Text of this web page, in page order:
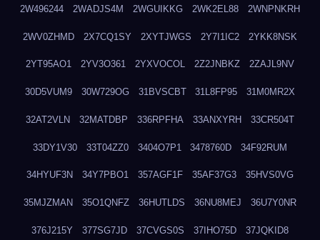
2W496244 2WADJS4M 2WGUIKKG 2WK2EL88 2WNPNKRH
2WV0ZHMD 2X7CQ1SY 2XYTJWGS 2Y7I1IC2 2YKK8NSK
2YT95AO1 2YV3O361 2YXVOCOL 2Z2JNBKZ 2ZAJL9NV
30D5VUM9 30W729OG 31BVSCBT 31L8FP95 31M0MR2X
32AT2VLN 32MATDBP 336RPFHA 33ANXYRH 33CR504T
33DY1V30 33T04ZZ0 3404O7P1 3478760D 34F92RUM
34HYUF3N 34Y7PBO1 357AGF1F 35AF37G3 35HVS0VG
35MJZMAN 35O1QNFZ 36HUTLDS 36NU8MEJ 36U7Y0NR
376J215Y 377SG7JD 37CVGS0S 37IHO75D 37JQKID8